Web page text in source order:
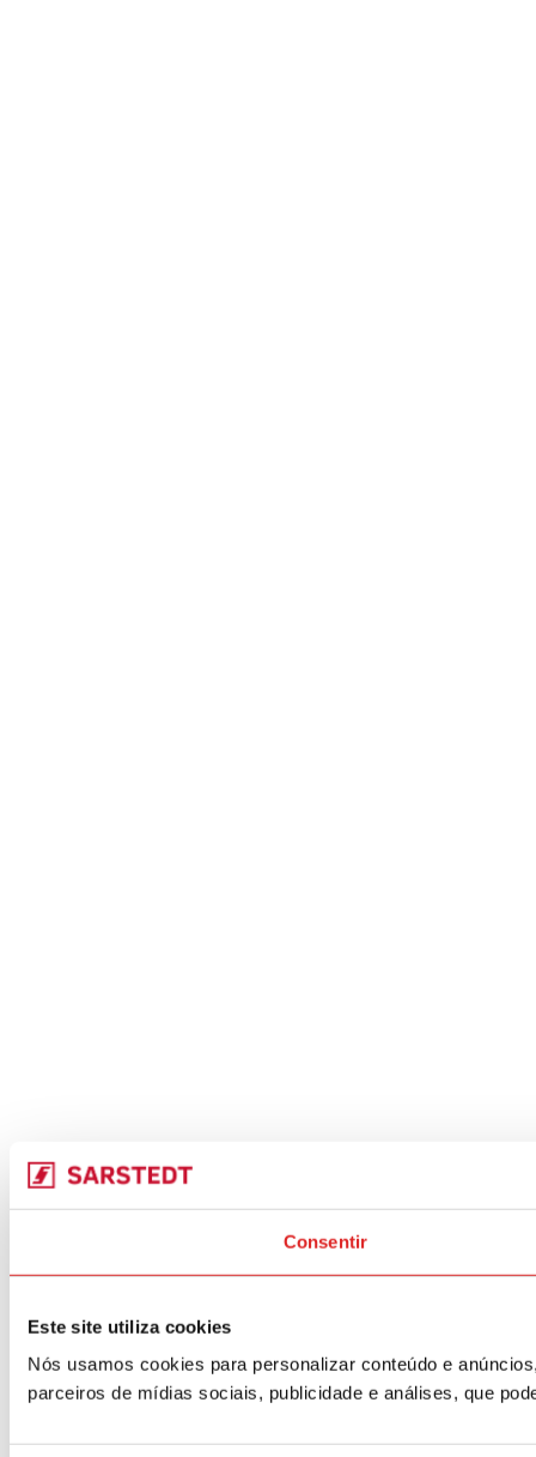
Consentir
Este site utiliza cookies
Nós usamos cookies para personalizar conteúdo e
parceiros de mídias sociais, publicidade e análises, que